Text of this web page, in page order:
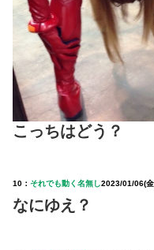
こっちはどう？
10： それでも動く名無し2023/01/06(
なにゆえ？